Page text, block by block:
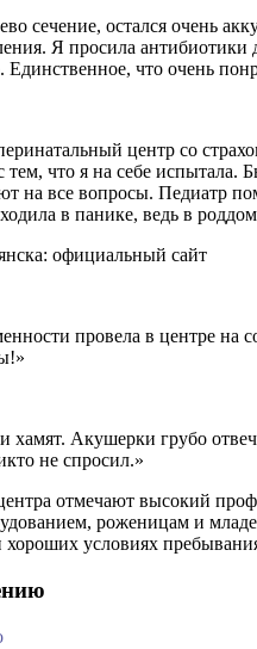
сечение, остался очень
Я просила антибиотики
Единственное, что очень
центр со
тем, что я на себе испытала.
на все вопросы. Педиатр
в панике, ведь в
провела в центре
хамят. Акушерки грубо
не спросил.»
отмечают высокий
роженицам и
хороших условиях